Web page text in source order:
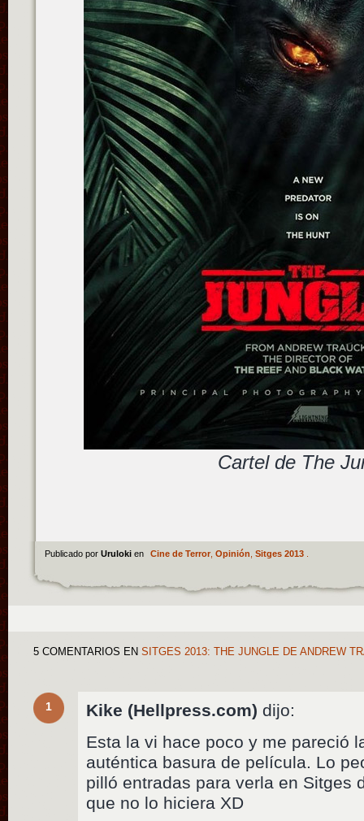
Cartel de The
Publicado por Uruloki en Cine de Terror, Opinión Sitges 2013.
5 COMENTARIOS EN SITGES 2013: THE JUNGLE DE ANDREW
1 Kike (Hellpress.com) dijo:
Esta la vi hace poco y me pareció
auténtica basura de película. Lo
pilló entradas para verla en Sitges
que no lo hiciera XD